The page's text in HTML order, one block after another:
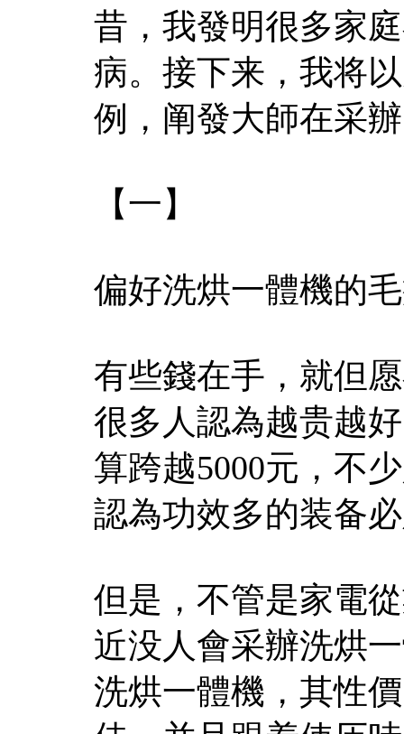
昔，我發明很多家
病。接下来，我将
例，阐發大師在采
【一】
偏好洗烘一體機的
有些錢在手，就但
很多人認為越贵越
算跨越5000元，不
認為功效多的装备
但是，不管是家電
近没人會采辦洗烘
洗烘一體機，其性